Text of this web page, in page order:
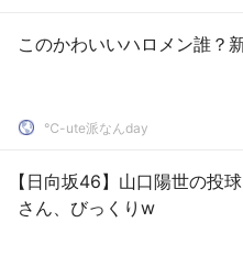
このかわいいハロメン誰？
℃-ute派なんday
【日向坂46】山口陽世の投
さん、びっくりw